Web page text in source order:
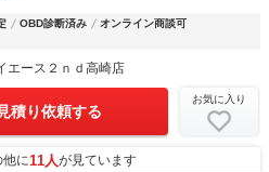
OBD診断済み
オンライン商談可
ース２ｎｄ高崎店
積り依頼する
お気に入り
に11人が見ています